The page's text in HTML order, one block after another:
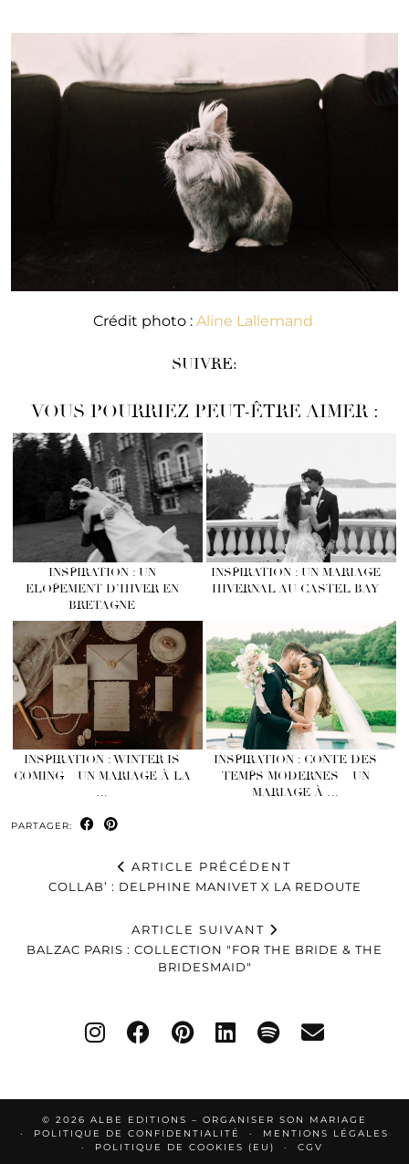
Crédit photo : Aline Lallemand
SUIVRE:
VOUS POURRIEZ PEUT-ÊTRE AIMER :
INSPIRATION : UN
ELOPEMENT D’HIVER EN
BRETAGNE
INSPIRATION : UN MARIAGE
HIVERNAL AU CASTEL BAY
INSPIRATION : WINTER IS
COMING – UN MARIAGE À LA
…
INSPIRATION : CONTE DES
TEMPS MODERNES – UN
MARIAGE À …
PARTAGER:
ARTICLE PRÉCÉDENT
COLLAB’ : DELPHINE MANIVET X LA REDOUTE
ARTICLE SUIVANT
BALZAC PARIS : COLLECTION "FOR THE BRIDE & THE
BRIDESMAID"
© 2026 ALBE EDITIONS – ORGANISER SON MARIAGE
POLITIQUE DE CONFIDENTIALITÉ
MENTIONS LÉGALES
POLITIQUE DE COOKIES (EU)
CGV